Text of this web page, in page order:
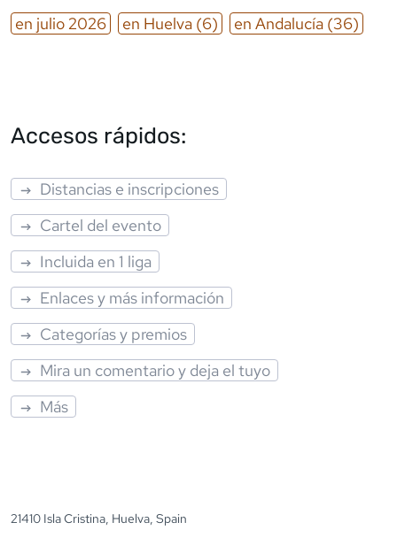
en julio 2026 en Huelva (6) en Andalucía (36)
Accesos rápidos:
Distancias e inscripciones
Cartel del evento
Incluida en 1 liga
Enlaces y más información
Categorías y premios
Mira un comentario y deja el tuyo
Más
21410 Isla Cristina, Huelva, Spain